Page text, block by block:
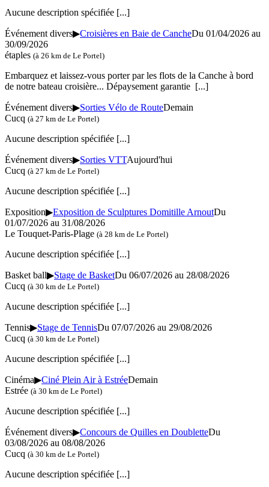
Aucune description spécifiée [...]
Événement divers▶Croisières en Baie de CancheDu 01/04/2026 au
30/09/2026
étaples (à 26 km de Le Portel)
Embarquez et laissez-vous porter par les flots de la Canche à bord
de notre bateau croisière... Dépaysement garantie [...]
Événement divers▶Sorties Vélo de RouteDemain
Cucq (à 27 km de Le Portel)
Aucune description spécifiée [...]
Événement divers▶Sorties VTTAujourd'hui
Cucq (à 27 km de Le Portel)
Aucune description spécifiée [...]
Exposition▶Exposition de Sculptures Domitille ArnoutDu
01/07/2026 au 31/08/2026
Le Touquet-Paris-Plage (à 28 km de Le Portel)
Aucune description spécifiée [...]
Basket ball▶Stage de BasketDu 06/07/2026 au 28/08/2026
Cucq (à 30 km de Le Portel)
Aucune description spécifiée [...]
Tennis▶Stage de TennisDu 07/07/2026 au 29/08/2026
Cucq (à 30 km de Le Portel)
Aucune description spécifiée [...]
Cinéma▶Ciné Plein Air à EstréeDemain
Estrée (à 30 km de Le Portel)
Aucune description spécifiée [...]
Événement divers▶Concours de Quilles en DoubletteDu
03/08/2026 au 08/08/2026
Cucq (à 30 km de Le Portel)
Aucune description spécifiée [...]